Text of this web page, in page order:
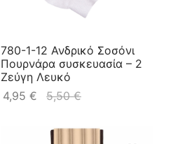
780-1-12 Ανδρικό Σοσόνι
Πουρνάρα συσκευασία – 2
Ζεύγη Λευκό
4,95€ 5,50€